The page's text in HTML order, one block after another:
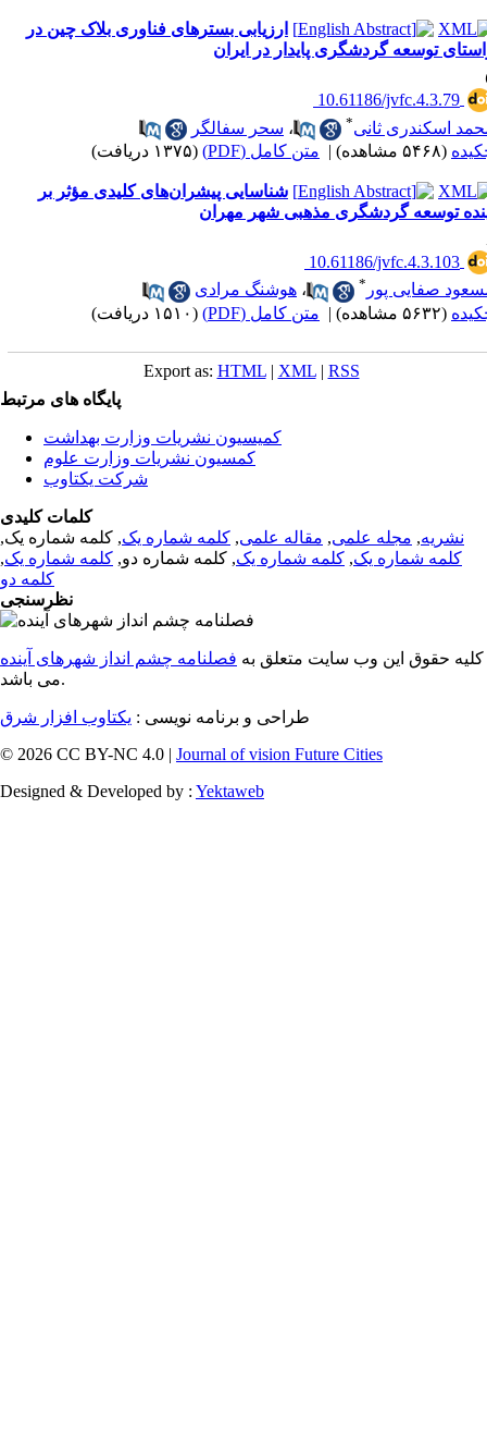
ارزیابی بسترهای فناوری بلاک چین در
توسعه گردشگری پایدار در ایران
‎ 10.61186/jvfc.4.3.79
اسکندری ثانی* ، سحر سفالگر
(۵۴۶۸ مشاهده) | متن کامل (PDF) (۱۳۷۵ دریافت)
شناسایی پیشران‌های کلیدی مؤثر بر
توسعه گردشگری مذهبی شهر مهران
‎ 10.61186/jvfc.4.3.103
صفایی پور * ، هوشنگ مرادی
(۵۶۳۲ مشاهده) | متن کامل (PDF) (۱۵۱۰ دریافت)
Export as: HTML| XML| RSS
پایگاه های مرتبط
کمیسیون نشریات وزارت بهداشت
کمسیون نشریات وزارت علوم
شرکت یکتاوب
کلمات کلیدی
نشریه, مجله علمی, مقاله علمی, کلمه شماره یک, کلمه شماره یک,
کلمه شماره یک, کلمه شماره یک, کلمه شماره دو, کلمه شماره یک,
کلمه دو
نظرسنجی
کلیه حقوق این وب سایت متعلق به فصلنامه چشم انداز شهرهای آینده
می باشد.
طراحی و برنامه نویسی : یکتاوب افزار شرق
© 2026 CC BY-NC 4.0 | Journal of vision Future Cities
Designed & Developed by : Yektaweb